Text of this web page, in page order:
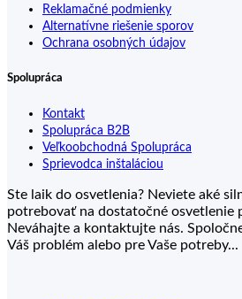
Reklamačné podmienky
Alternatívne riešenie sporov
Ochrana osobných údajov
Spolupráca
Kontakt
Spolupráca B2B
Veľkoobchodná Spolupráca
Sprievodca inštaláciou
Ste laik do osvetlenia? Neviete aké
potrebovať na dostatočné osvetlenie
Neváhajte a kontaktujte nás.
Váš problém alebo pre Vaše potreby...